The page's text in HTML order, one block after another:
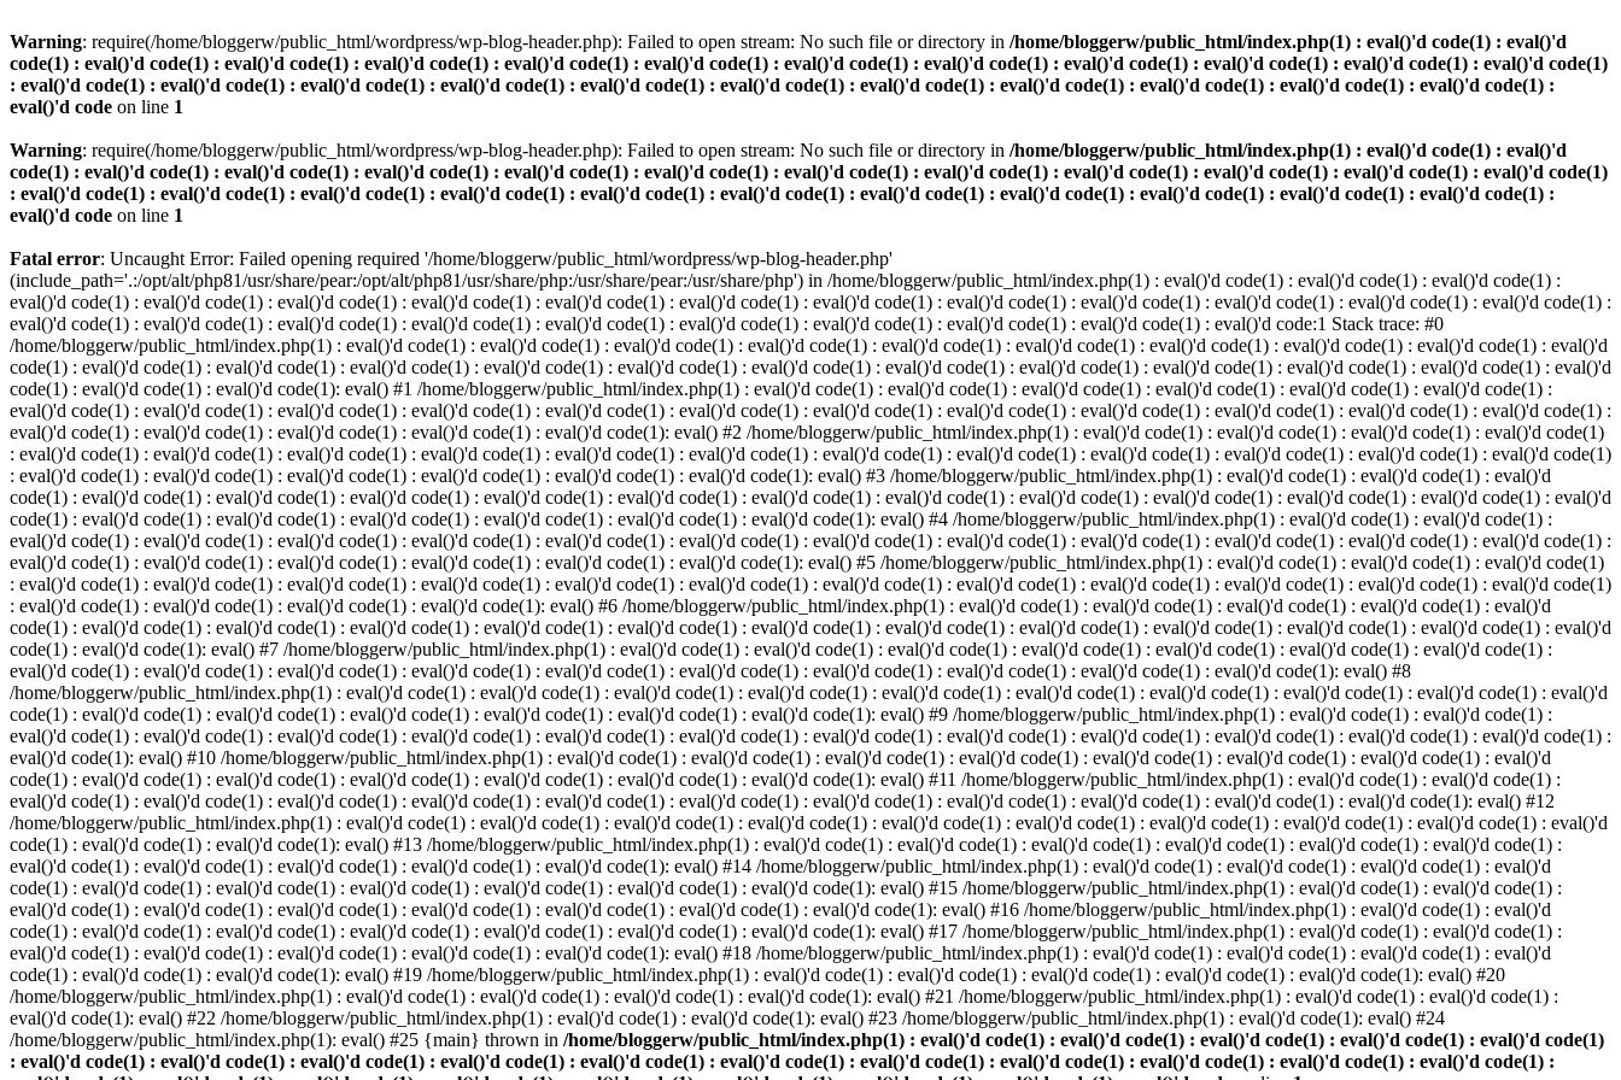
Warning: require(/home/bloggerw/public_html/wordpress/wp-blog-header.php): Failed to open stream: No such file or directory in /home/bloggerw/public_html/index.php(1) : eval()'d code(1) : eval()'d
code(1) : eval()'d code(1) : eval()'d code(1) : eval()'d code(1) : eval()'d code(1) : eval()'d code(1) : eval()'d code(1) : eval()'d code(1) : eval()'d code(1) : eval()'d code(1) : eval()'d code(1) : eval()'d code(1)
: eval()'d code(1) : eval()'d code(1) : eval()'d code(1) : eval()'d code(1) : eval()'d code(1) : eval()'d code(1) : eval()'d code(1) : eval()'d code(1) : eval()'d code(1) : eval()'d code(1) : eval()'d code(1) :
eval()'d code on line 1
Warning: require(/home/bloggerw/public_html/wordpress/wp-blog-header.php): Failed to open stream: No such file or directory in /home/bloggerw/public_html/index.php(1) : eval()'d code(1) : eval()'d
code(1) : eval()'d code(1) : eval()'d code(1) : eval()'d code(1) : eval()'d code(1) : eval()'d code(1) : eval()'d code(1) : eval()'d code(1) : eval()'d code(1) : eval()'d code(1) : eval()'d code(1) : eval()'d code(1)
: eval()'d code(1) : eval()'d code(1) : eval()'d code(1) : eval()'d code(1) : eval()'d code(1) : eval()'d code(1) : eval()'d code(1) : eval()'d code(1) : eval()'d code(1) : eval()'d code(1) : eval()'d code(1) :
eval()'d code on line 1
Fatal error: Uncaught Error: Failed opening required '/home/bloggerw/public_html/wordpress/wp-blog-header.php'
(include_path='.:/opt/alt/php81/usr/share/pear:/opt/alt/php81/usr/share/php:/usr/share/pear:/usr/share/php') in /home/bloggerw/public_html/index.php(1) : eval()'d code(1) : eval()'d code(1) : eval()'d code(1) :
eval()'d code(1) : eval()'d code(1) : eval()'d code(1) : eval()'d code(1) : eval()'d code(1) : eval()'d code(1) : eval()'d code(1) : eval()'d code(1) : eval()'d code(1) : eval()'d code(1) : eval()'d code(1) : eval()'d code(1) :
eval()'d code(1) : eval()'d code(1) : eval()'d code(1) : eval()'d code(1) : eval()'d code(1) : eval()'d code(1) : eval()'d code(1) : eval()'d code(1) : eval()'d code(1) : eval()'d code:1 Stack trace: #0
/home/bloggerw/public_html/index.php(1) : eval()'d code(1) : eval()'d code(1) : eval()'d code(1) : eval()'d code(1) : eval()'d code(1) : eval()'d code(1) : eval()'d code(1) : eval()'d code(1) : eval()'d code(1) : eval()'d
code(1) : eval()'d code(1) : eval()'d code(1) : eval()'d code(1) : eval()'d code(1) : eval()'d code(1) : eval()'d code(1) : eval()'d code(1) : eval()'d code(1) : eval()'d code(1) : eval()'d code(1) : eval()'d code(1) : eval()'d
code(1) : eval()'d code(1) : eval()'d code(1): eval() #1 /home/bloggerw/public_html/index.php(1) : eval()'d code(1) : eval()'d code(1) : eval()'d code(1) : eval()'d code(1) : eval()'d code(1) : eval()'d code(1) :
eval()'d code(1) : eval()'d code(1) : eval()'d code(1) : eval()'d code(1) : eval()'d code(1) : eval()'d code(1) : eval()'d code(1) : eval()'d code(1) : eval()'d code(1) : eval()'d code(1) : eval()'d code(1) : eval()'d code(1) :
eval()'d code(1) : eval()'d code(1) : eval()'d code(1) : eval()'d code(1) : eval()'d code(1): eval() #2 /home/bloggerw/public_html/index.php(1) : eval()'d code(1) : eval()'d code(1) : eval()'d code(1) : eval()'d code(1)
: eval()'d code(1) : eval()'d code(1) : eval()'d code(1) : eval()'d code(1) : eval()'d code(1) : eval()'d code(1) : eval()'d code(1) : eval()'d code(1) : eval()'d code(1) : eval()'d code(1) : eval()'d code(1) : eval()'d code(1)
: eval()'d code(1) : eval()'d code(1) : eval()'d code(1) : eval()'d code(1) : eval()'d code(1) : eval()'d code(1): eval() #3 /home/bloggerw/public_html/index.php(1) : eval()'d code(1) : eval()'d code(1) : eval()'d
code(1) : eval()'d code(1) : eval()'d code(1) : eval()'d code(1) : eval()'d code(1) : eval()'d code(1) : eval()'d code(1) : eval()'d code(1) : eval()'d code(1) : eval()'d code(1) : eval()'d code(1) : eval()'d code(1) : eval()'d
code(1) : eval()'d code(1) : eval()'d code(1) : eval()'d code(1) : eval()'d code(1) : eval()'d code(1) : eval()'d code(1): eval() #4 /home/bloggerw/public_html/index.php(1) : eval()'d code(1) : eval()'d code(1) :
eval()'d code(1) : eval()'d code(1) : eval()'d code(1) : eval()'d code(1) : eval()'d code(1) : eval()'d code(1) : eval()'d code(1) : eval()'d code(1) : eval()'d code(1) : eval()'d code(1) : eval()'d code(1) : eval()'d code(1) :
eval()'d code(1) : eval()'d code(1) : eval()'d code(1) : eval()'d code(1) : eval()'d code(1) : eval()'d code(1): eval() #5 /home/bloggerw/public_html/index.php(1) : eval()'d code(1) : eval()'d code(1) : eval()'d code(1)
: eval()'d code(1) : eval()'d code(1) : eval()'d code(1) : eval()'d code(1) : eval()'d code(1) : eval()'d code(1) : eval()'d code(1) : eval()'d code(1) : eval()'d code(1) : eval()'d code(1) : eval()'d code(1) : eval()'d code(1)
: eval()'d code(1) : eval()'d code(1) : eval()'d code(1) : eval()'d code(1): eval() #6 /home/bloggerw/public_html/index.php(1) : eval()'d code(1) : eval()'d code(1) : eval()'d code(1) : eval()'d code(1) : eval()'d
code(1) : eval()'d code(1) : eval()'d code(1) : eval()'d code(1) : eval()'d code(1) : eval()'d code(1) : eval()'d code(1) : eval()'d code(1) : eval()'d code(1) : eval()'d code(1) : eval()'d code(1) : eval()'d code(1) : eval()'d
code(1) : eval()'d code(1): eval() #7 /home/bloggerw/public_html/index.php(1) : eval()'d code(1) : eval()'d code(1) : eval()'d code(1) : eval()'d code(1) : eval()'d code(1) : eval()'d code(1) : eval()'d code(1) :
eval()'d code(1) : eval()'d code(1) : eval()'d code(1) : eval()'d code(1) : eval()'d code(1) : eval()'d code(1) : eval()'d code(1) : eval()'d code(1) : eval()'d code(1) : eval()'d code(1): eval() #8
/home/bloggerw/public_html/index.php(1) : eval()'d code(1) : eval()'d code(1) : eval()'d code(1) : eval()'d code(1) : eval()'d code(1) : eval()'d code(1) : eval()'d code(1) : eval()'d code(1) : eval()'d code(1) : eval()'d
code(1) : eval()'d code(1) : eval()'d code(1) : eval()'d code(1) : eval()'d code(1) : eval()'d code(1) : eval()'d code(1): eval() #9 /home/bloggerw/public_html/index.php(1) : eval()'d code(1) : eval()'d code(1) :
eval()'d code(1) : eval()'d code(1) : eval()'d code(1) : eval()'d code(1) : eval()'d code(1) : eval()'d code(1) : eval()'d code(1) : eval()'d code(1) : eval()'d code(1) : eval()'d code(1) : eval()'d code(1) : eval()'d code(1) :
eval()'d code(1): eval() #10 /home/bloggerw/public_html/index.php(1) : eval()'d code(1) : eval()'d code(1) : eval()'d code(1) : eval()'d code(1) : eval()'d code(1) : eval()'d code(1) : eval()'d code(1) : eval()'d
code(1) : eval()'d code(1) : eval()'d code(1) : eval()'d code(1) : eval()'d code(1) : eval()'d code(1) : eval()'d code(1): eval() #11 /home/bloggerw/public_html/index.php(1) : eval()'d code(1) : eval()'d code(1) :
eval()'d code(1) : eval()'d code(1) : eval()'d code(1) : eval()'d code(1) : eval()'d code(1) : eval()'d code(1) : eval()'d code(1) : eval()'d code(1) : eval()'d code(1) : eval()'d code(1) : eval()'d code(1): eval() #12
/home/bloggerw/public_html/index.php(1) : eval()'d code(1) : eval()'d code(1) : eval()'d code(1) : eval()'d code(1) : eval()'d code(1) : eval()'d code(1) : eval()'d code(1) : eval()'d code(1) : eval()'d code(1) : eval()'d
code(1) : eval()'d code(1) : eval()'d code(1): eval() #13 /home/bloggerw/public_html/index.php(1) : eval()'d code(1) : eval()'d code(1) : eval()'d code(1) : eval()'d code(1) : eval()'d code(1) : eval()'d code(1) :
eval()'d code(1) : eval()'d code(1) : eval()'d code(1) : eval()'d code(1) : eval()'d code(1): eval() #14 /home/bloggerw/public_html/index.php(1) : eval()'d code(1) : eval()'d code(1) : eval()'d code(1) : eval()'d
code(1) : eval()'d code(1) : eval()'d code(1) : eval()'d code(1) : eval()'d code(1) : eval()'d code(1) : eval()'d code(1): eval() #15 /home/bloggerw/public_html/index.php(1) : eval()'d code(1) : eval()'d code(1) :
eval()'d code(1) : eval()'d code(1) : eval()'d code(1) : eval()'d code(1) : eval()'d code(1) : eval()'d code(1) : eval()'d code(1): eval() #16 /home/bloggerw/public_html/index.php(1) : eval()'d code(1) : eval()'d
code(1) : eval()'d code(1) : eval()'d code(1) : eval()'d code(1) : eval()'d code(1) : eval()'d code(1) : eval()'d code(1): eval() #17 /home/bloggerw/public_html/index.php(1) : eval()'d code(1) : eval()'d code(1) :
eval()'d code(1) : eval()'d code(1) : eval()'d code(1) : eval()'d code(1) : eval()'d code(1): eval() #18 /home/bloggerw/public_html/index.php(1) : eval()'d code(1) : eval()'d code(1) : eval()'d code(1) : eval()'d
code(1) : eval()'d code(1) : eval()'d code(1): eval() #19 /home/bloggerw/public_html/index.php(1) : eval()'d code(1) : eval()'d code(1) : eval()'d code(1) : eval()'d code(1) : eval()'d code(1): eval() #20
/home/bloggerw/public_html/index.php(1) : eval()'d code(1) : eval()'d code(1) : eval()'d code(1) : eval()'d code(1): eval() #21 /home/bloggerw/public_html/index.php(1) : eval()'d code(1) : eval()'d code(1) :
eval()'d code(1): eval() #22 /home/bloggerw/public_html/index.php(1) : eval()'d code(1) : eval()'d code(1): eval() #23 /home/bloggerw/public_html/index.php(1) : eval()'d code(1): eval() #24
/home/bloggerw/public_html/index.php(1): eval() #25 {main} thrown in /home/bloggerw/public_html/index.php(1) : eval()'d code(1) : eval()'d code(1) : eval()'d code(1) : eval()'d code(1) : eval()'d code(1)
: eval()'d code(1) : eval()'d code(1) : eval()'d code(1) : eval()'d code(1) : eval()'d code(1) : eval()'d code(1) : eval()'d code(1) : eval()'d code(1) : eval()'d code(1) : eval()'d code(1) : eval()'d code(1) :